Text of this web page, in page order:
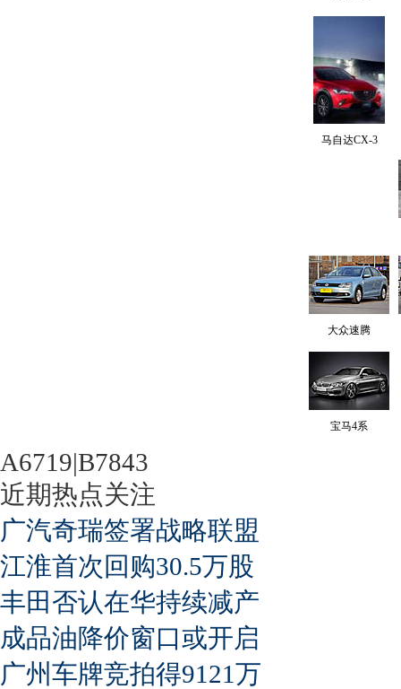
马自达CX-3
大众速腾
宝马4系
A6719|B7843
近期热点关注
广汽奇瑞签署战略联盟
江淮首次回购30.5万股
丰田否认在华持续减产
成品油降价窗口或开启
广州车牌竞拍得9121万